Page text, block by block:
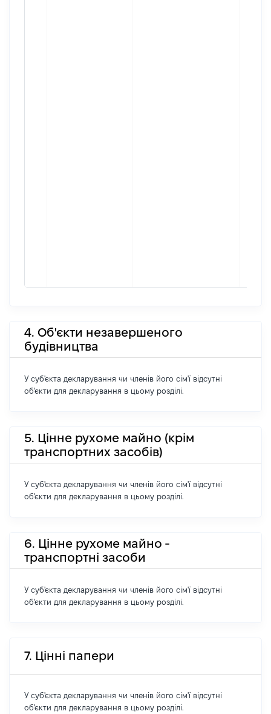
4. Об'єкти незавершеного
будівництва
У суб'єкта декларування чи членів його сім'ї відсутні
об'єкти для декларування в цьому розділі.
5. Цінне рухоме майно (крім
транспортних засобів)
У суб'єкта декларування чи членів його сім'ї відсутні
об'єкти для декларування в цьому розділі.
6. Цінне рухоме майно -
транспортні засоби
У суб'єкта декларування чи членів його сім'ї відсутні
об'єкти для декларування в цьому розділі.
7. Цінні папери
У суб'єкта декларування чи членів його сім'ї відсутні
об'єкти для декларування в цьому розділі.